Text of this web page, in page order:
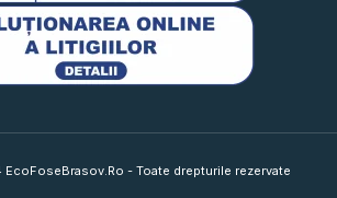
- Toate drepturile rezervate